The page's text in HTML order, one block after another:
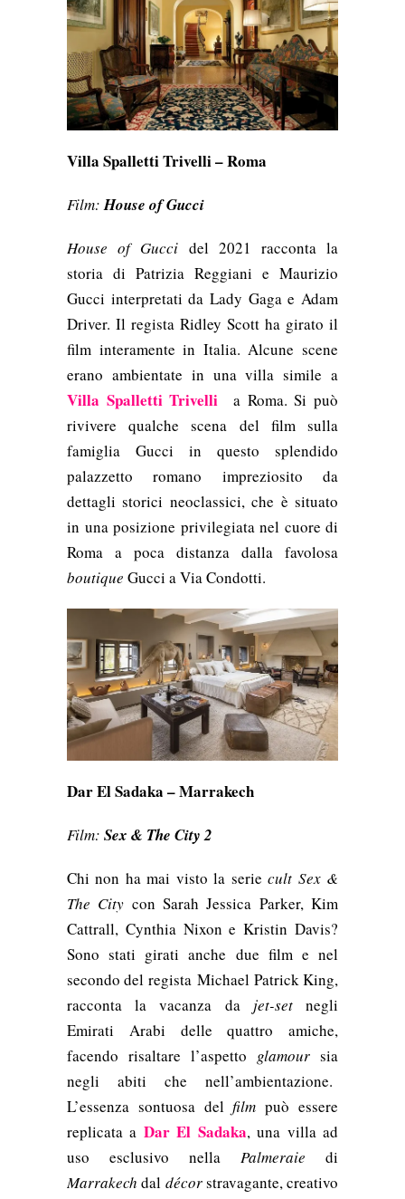
Villa Spalletti Trivelli – Roma
Film: House of Gucci
House of Gucci del 2021 racconta la
storia di Patrizia Reggiani e Maurizio
Gucci interpretati da Lady Gaga e Adam
Driver. Il regista Ridley Scott ha girato il
film interamente in Italia. Alcune scene
erano ambientate in una villa simile a
Villa Spalletti Trivelli a Roma. Si può
rivivere qualche scena del film sulla
famiglia Gucci in questo splendido
palazzetto romano impreziosito da
dettagli storici neoclassici, che è situato
in una posizione privilegiata nel cuore di
Roma a poca distanza dalla favolosa
boutique Gucci a Via Condotti.
Dar El Sadaka – Marrakech
Film: Sex & The City 2
Chi non ha mai visto la seriecult Sex &
The City con Sarah Jessica Parker, Kim
Cattrall, Cynthia Nixon e Kristin Davis?
Sono stati girati anche due film e nel
secondo del registaMichael Patrick King,
racconta la vacanza dajet-setnegli
Emirati Arabi delle quattro amiche,
facendo risaltare l’aspetto glamour sia
negli abiti che nell’ambientazione.
L’essenza sontuosa delfilm può essere
replicata a Dar El Sadaka, una villa ad
uso esclusivo nella Palmeraie di
Marrakechdal décorstravagante, creativo